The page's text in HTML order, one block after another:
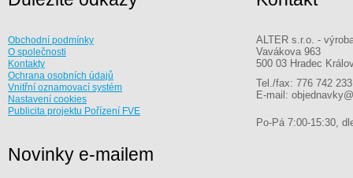
Obchodní podmínky
O společnosti
Kontakty
Ochrana osobních údajů
Vnitřní oznamovací systém
Nastavení cookies
Publicita projektu Pořízení FVE
ALTER s.r.o. -
Vavákova 963
500 03 Hradec
Tel./fax: 776 742 233
E-mail:
Po-Pá 7:00-15:30,
Novinky e-mailem